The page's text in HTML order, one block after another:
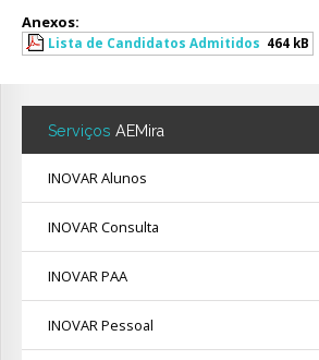
Anexos:
Lista de Candidatos Admitidos 464 kB
Serviços AEMira
INOVAR Alunos
INOVAR Consulta
INOVAR PAA
INOVAR Pessoal